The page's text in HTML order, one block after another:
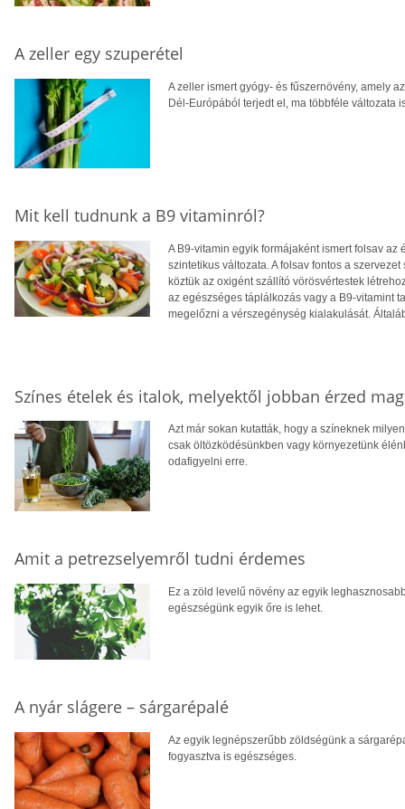
A zeller egy szuperétel
A zeller ismert gyógy- és fűszernövény, amely
Dél-Európából terjedt el, ma többféle változata
Mit kell tudnunk a B9 vitaminról?
A B9-vitamin egyik formájaként ismert folsav
szintetikus változata. A folsav fontos a
köztük az oxigént szállító vörösvértestek
az egészséges táplálkozás vagy a B9-vitamint
megelőzni a vérszegénység kialakulását.
Színes ételek és italok, melyektől jobban érzed
Azt már sokan kutatták, hogy a színeknek
csak öltözködésünkben vagy környezetünk
odafigyelni erre.
Amit a petrezselyemről tudni érdemes
Ez a zöld levelű növény az egyik
egészségünk egyik őre is lehet.
A nyár slágere – sárgarépalé
Az egyik legnépszerűbb zöldségünk a
fogyasztva is egészséges.